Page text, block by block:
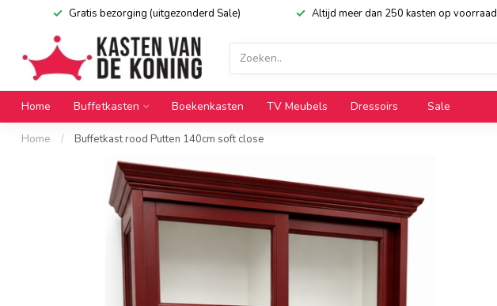
Gratis bezorging (uitgezonderd Sale) Altijd meer dan 250 kasten op voorraad
Home Buffetkasten Boekenkasten TV Meubels Dressoirs Sale
Home / Buffetkast rood Putten 140cm soft close